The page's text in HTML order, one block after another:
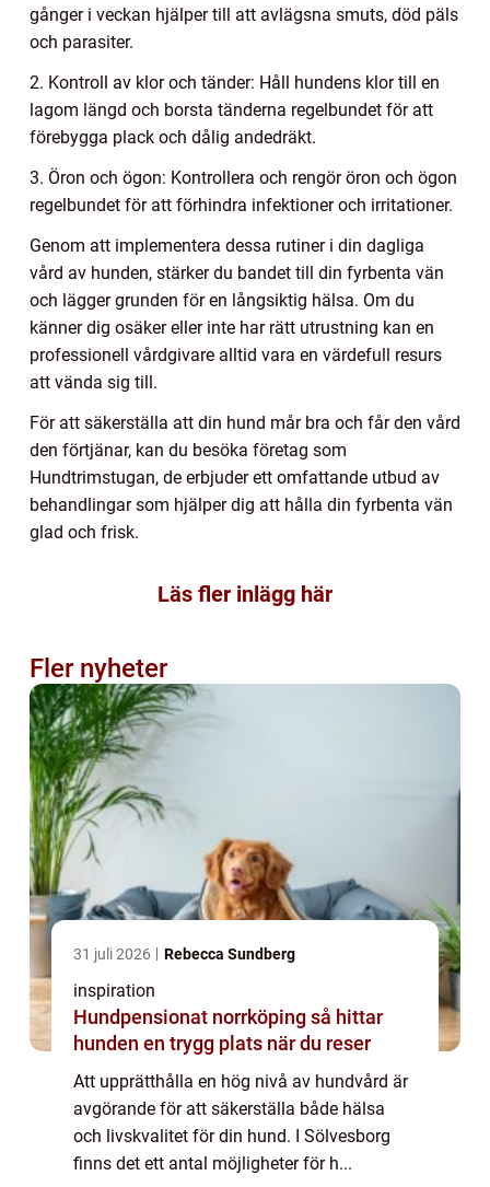
gånger i veckan hjälper till att avlägsna smuts, död päls
och parasiter.
2. Kontroll av klor och tänder: Håll hundens klor till en
lagom längd och borsta tänderna regelbundet för att
förebygga plack och dålig andedräkt.
3. Öron och ögon: Kontrollera och rengör öron och ögon
regelbundet för att förhindra infektioner och irritationer.
Genom att implementera dessa rutiner i din dagliga
vård av hunden, stärker du bandet till din fyrbenta vän
och lägger grunden för en långsiktig hälsa. Om du
känner dig osäker eller inte har rätt utrustning kan en
professionell vårdgivare alltid vara en värdefull resurs
att vända sig till.
För att säkerställa att din hund mår bra och får den vård
den förtjänar, kan du besöka företag som
Hundtrimstugan, de erbjuder ett omfattande utbud av
behandlingar som hjälper dig att hålla din fyrbenta vän
glad och frisk.
Läs fler inlägg här
Fler nyheter
31 juli 2026 Rebecca Sundberg
inspiration
Hundpensionat norrköping så hittar
hunden en trygg plats när du reser
Att upprätthålla en hög nivå av hundvård är
avgörande för att säkerställa både hälsa
och livskvalitet för din hund. I Sölvesborg
finns det ett antal möjligheter för h...